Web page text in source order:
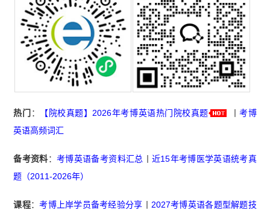
热门 ： 【院校真题】2026年考博英语热门院校真题 丨考博
英语高频词汇
备考资料：考博英语备考资料汇总
近15年考博医学英语统考真
题（2011-2026年）
课程：考博上岸学员备考经验分享
2027考博英语各题型解题技